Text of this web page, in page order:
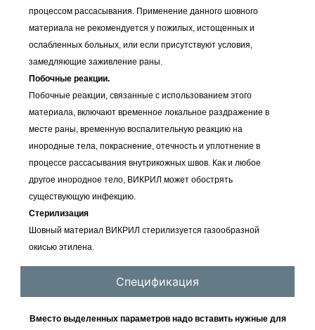
процессом рассасывания. Применение данного шовного
материала не рекомендуется у пожилых, истощенных и
ослабленных больных, или если присутствуют условия,
замедляющие заживление раны.
Побочные реакции.
Побочные реакции, связанные с использованием этого
материала, включают временное локальное раздражение в
месте раны, временную воспалительную реакцию на
инородные тела, покраснение, отечность и уплотнение в
процессе рассасывания внутрикожных швов. Как и любое
другое инородное тело, ВИКРИЛ может обострять
существующую инфекцию.
Стерилизация
Шовный материал ВИКРИЛ стерилизуется газообразной
окисью этилена.
Спецификация
Вместо выделенных параметров надо вставить нужные для